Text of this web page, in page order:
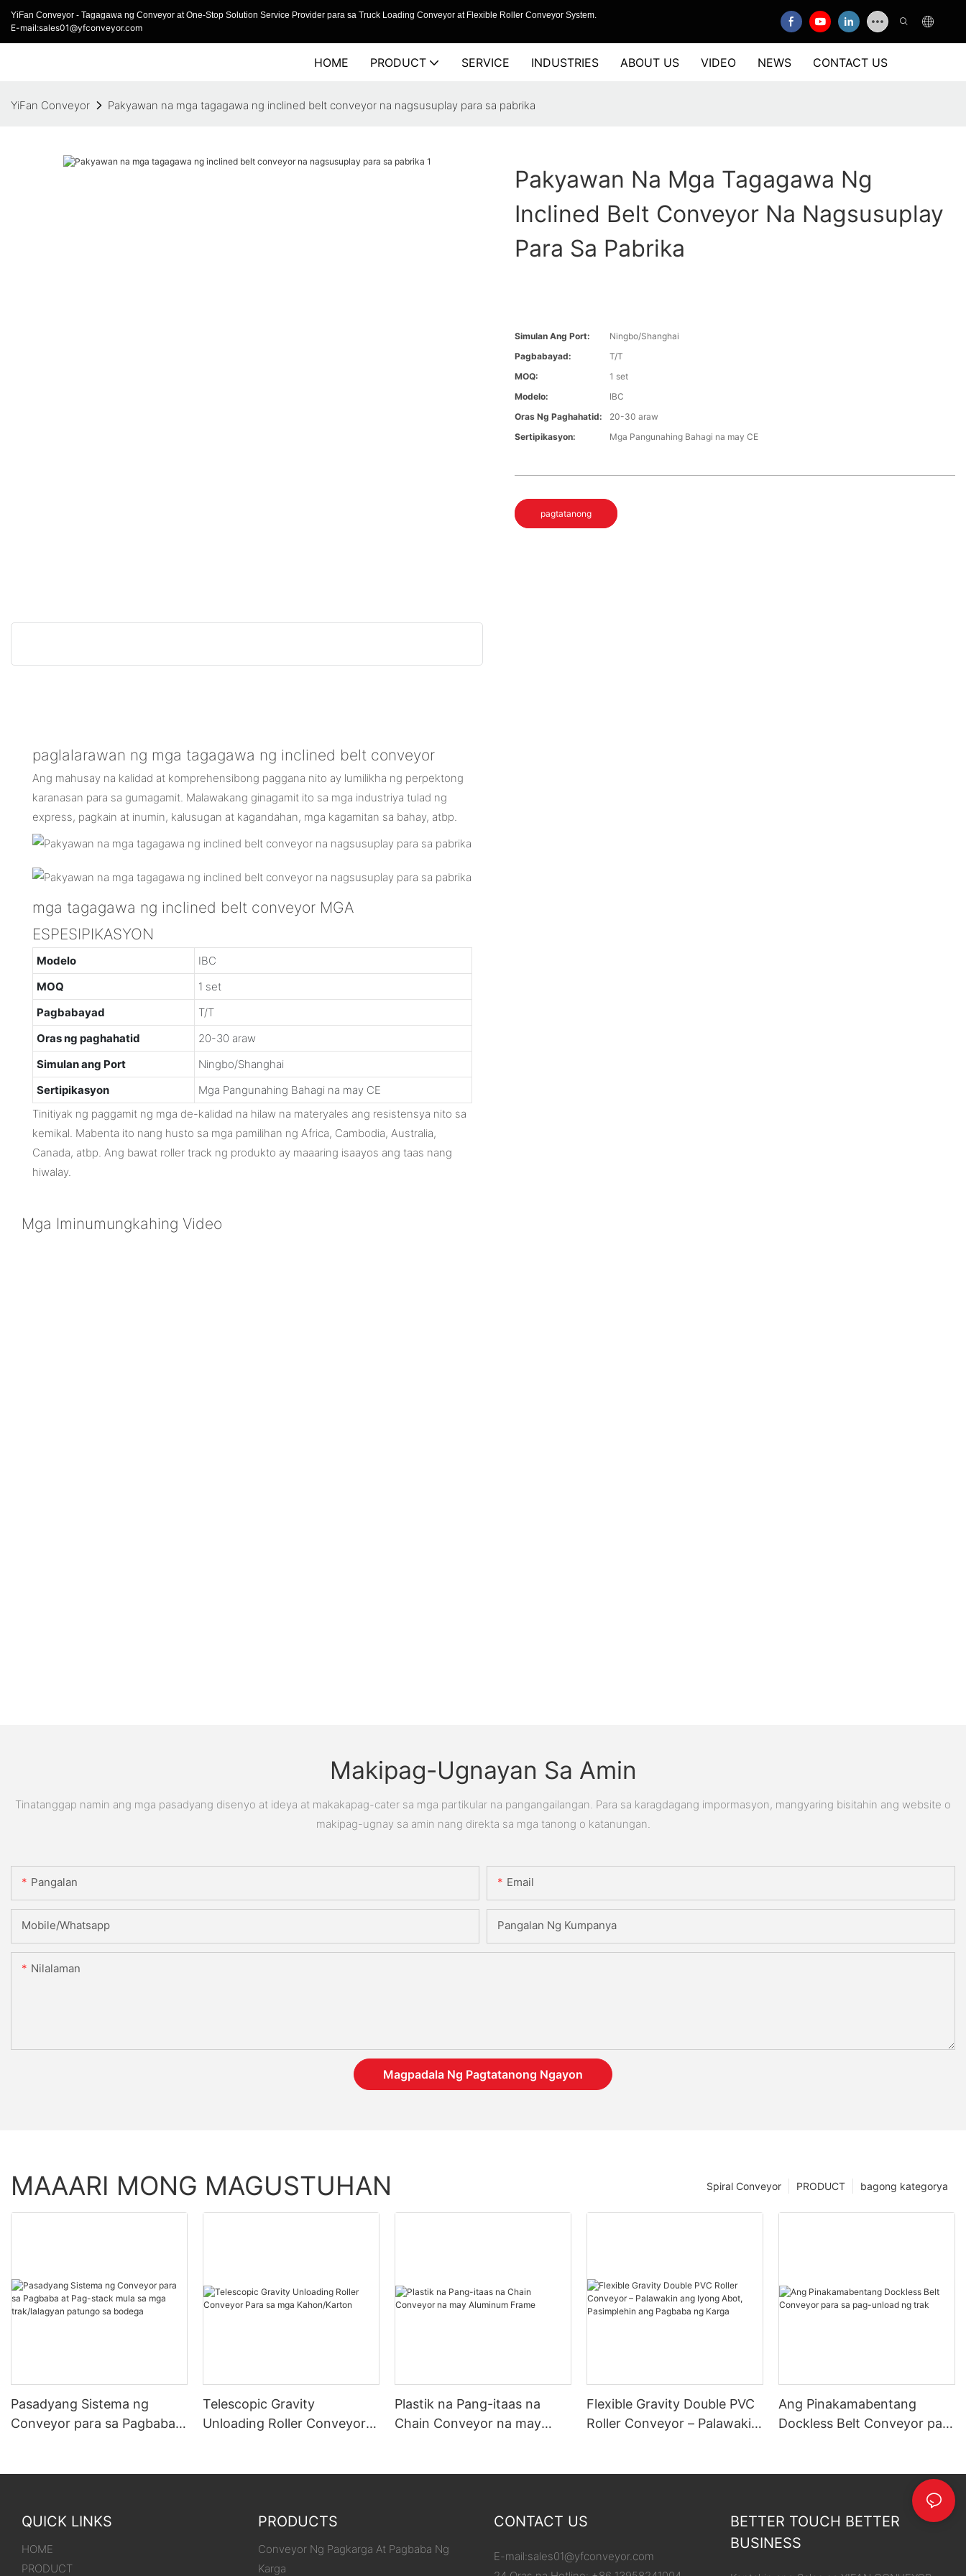
YiFan Conveyor - Tagagawa ng Conveyor at One-Stop Solution Service Provider para sa Truck Loading Conveyor at Flexible Roller Conveyor System.
E-mail:sales01@yfconveyor.com
HOME PRODUCT SERVICE INDUSTRIES ABOUT US VIDEO NEWS CONTACT US
YiFan Conveyor Pakyawan na mga tagagawa ng inclined belt conveyor na nagsusuplay para sa pabrika
Pakyawan Na Mga Tagagawa Ng
Inclined Belt Conveyor Na Nagsusuplay
Para Sa Pabrika
Simulan Ang Port:
Ningbo/Shanghai
Pagbabayad:
T/T
MOQ:
1 set
Modelo:
IBC
Oras Ng Paghahatid:
20-30 araw
Sertipikasyon:
Mga Pangunahing Bahagi na may CE
pagtatanong
paglalarawan ng mga tagagawa ng inclined belt conveyor
Ang mahusay na kalidad at komprehensibong paggana nito ay lumilikha ng perpektong
karanasan para sa gumagamit. Malawakang ginagamit ito sa mga industriya tulad ng
express, pagkain at inumin, kalusugan at kagandahan, mga kagamitan sa bahay, atbp.
mga tagagawa ng inclined belt conveyor MGA
ESPESIPIKASYON
Modelo
IBC
MOQ
1 set
Pagbabayad
T/T
Oras ng paghahatid
20-30 araw
Simulan ang Port
Ningbo/Shanghai
Sertipikasyon
Mga Pangunahing Bahagi na may CE
Tinitiyak ng paggamit ng mga de-kalidad na hilaw na materyales ang resistensya nito sa
kemikal. Mabenta ito nang husto sa mga pamilihan ng Africa, Cambodia, Australia,
Canada, atbp. Ang bawat roller track ng produkto ay maaaring isaayos ang taas nang
hiwalay.
Mga Iminumungkahing Video
Makipag-Ugnayan Sa Amin
Tinatanggap namin ang mga pasadyang disenyo at ideya at makakapag-cater sa mga partikular na pangangailangan. Para sa karagdagang impormasyon, mangyaring bisitahin ang website o
makipag-ugnay sa amin nang direkta sa mga tanong o katanungan.
Pangalan Email
Mobile/Whatsapp Pangalan Ng Kumpanya
Nilalaman
Magpadala Ng Pagtatanong Ngayon
MAAARI MONG MAGUSTUHAN bagong kategorya
PRODUCT
Spiral Conveyor
Pasadyang Sistema ng
Conveyor para sa Pagbaba
Telescopic Gravity
Unloading Roller Conveyor
Plastik na Pang-itaas na
Chain Conveyor na may
Flexible Gravity Double PVC
Roller Conveyor – Palawakin
Ang Pinakamabentang
Dockless Belt Conveyor para
QUICK LINKS
HOME
PRODUCT
PRODUCTS
Conveyor Ng Pagkarga At Pagbaba Ng
Karga
CONTACT US
E-mail:sales01@yfconveyor.com
BETTER TOUCH BETTER
BUSINESS